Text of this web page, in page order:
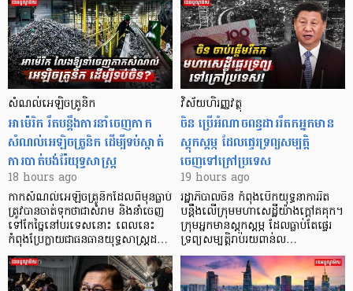
សំណល់អេឡិចត្រូនិក
អាម៉េរិក រឹតបន្តឹងការនាំចេញកាក
សំណល់អេឡិចត្រូនិក ដើម្បីទប់ស្កាត់
ការបាត់បង់រ៉ែយុទ្ធសាស្ត្រ
18 hours ago
កាក​សំណល់​អេឡិច​ត្រូនិកដែល​ពីមុនធ្លាប់​
ត្រូវបានចាត់ទុកថាជាសំរាម និងនាំចេញ
ទៅកែច្នៃនៅបរទេស​នោះ ពេលនេះ
កំពុងប្រែក្លាយជាធនធានយុទ្ធសាស្ត្រដ…
វិស័យហិរញ្ញវត្ថុ
ចិន ប្រើ​អំណាចពន្ធដាររឹតកអ្នកមាន
ស្ដុកស្ដម្ភ ដែលផ្ទេរទ្រព្យសម្បត្តិ
ចេញទៅក្រៅប្រទេស
19 hours ago
រដ្ឋាភិបាលចិន កំពុងបើកយុទ្ធនាការរឹត
បន្តឹងលើក្រុមមហាសេដ្ឋី​យ៉ាង​ក្ដៅគគុក។
​ក្រុមអ្នកមានស្ដុកស្ដម្ភ ដែល​ធ្លាប់​តែផ្ទេរ
ទ្រព្យសម្បត្តិរាប់រយពាន់ល…